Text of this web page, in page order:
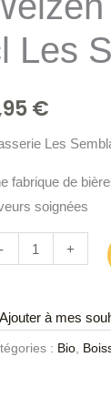
Les
€
Les
fabrique de
soignées
- +
Ajouter à mes
: Bio,